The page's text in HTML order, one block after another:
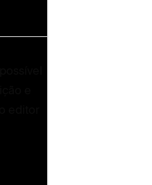
e
editor